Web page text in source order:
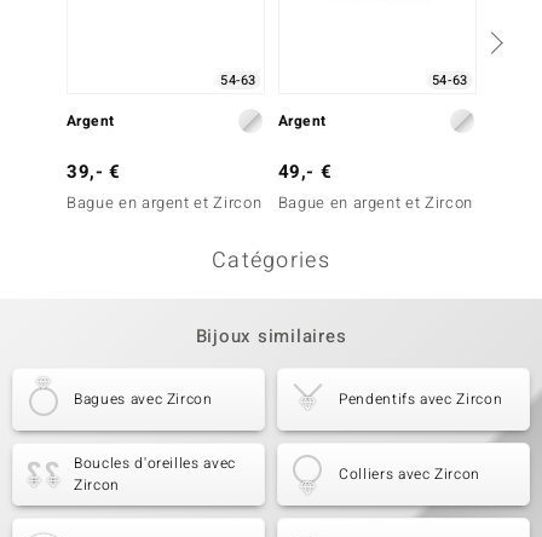
54-63
Argent
39,- €
Bague en argent et Zircon
54-63
Argent
49,- €
Bague en argent et Zircon
Catégories
Bijoux similaires
Bagues avec Zircon Pendentifs avec Zircon
Boucles d'oreilles avec
Zircon
Colliers avec Zircon